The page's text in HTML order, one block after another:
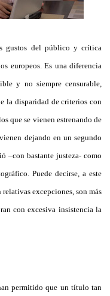
gustos del público y crítica
europeos. Es una diferencia
y no siempre censurable,
la disparidad de criterios con
que se vienen estrenando de
dejando en un segundo
–con bastante justeza- como
Puede decirse, a este
excepciones, son más
con excesiva insistencia la
permitido que un título tan